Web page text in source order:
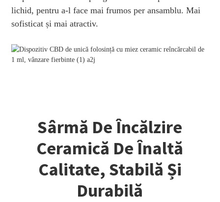
lichid, pentru a-l face mai frumos per ansamblu. Mai
sofisticat și mai atractiv.
Sârmă De Încălzire
Ceramică De Înaltă
Calitate, Stabilă Și
Durabilă